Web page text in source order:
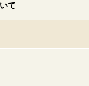
て